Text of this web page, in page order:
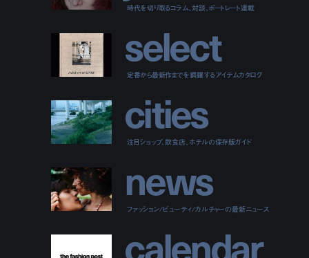
時代を切り取るコラム、対談、ポートレート連載
select
定番から最新作までを網羅するアイテムカタログ
cities
注目ショップ、飲食店、ホテルの保存版ガイド
news
ファッション/ビューティ/カルチャーの最新ニュース
calendar